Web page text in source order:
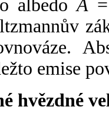
albedoA
emise
hvězdné